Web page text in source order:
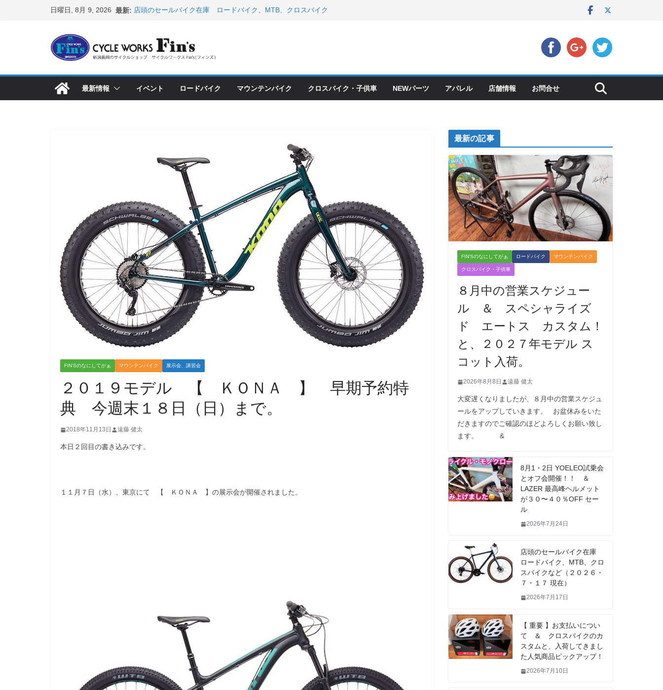
へ
キ
日曜日, 8月 9, 2026 最新: 店頭のセールバイク在庫 ロードバイク、MTB、クロスバイク
ス カスタム！と、２０２７年モデル スコット入荷。
8月1・2日 YOELEO試乗会とオフ会開催！！ ＆ LAZER 最高
峰ヘルメットが３０〜４０％OFF セール
など（２０２６・７・１７ 現在）
【 重要 】お支払いについて ＆ クロスバイクのカスタムと、
入荷してきました人気商品ピックアップ！
最新情報 イベント ロードバイク マウンテンバイク クロスバイク・子供車 NEWパーツ アパレル 店舗情報 お問合せ
FIN'Sのなにしてがぁ マウンテンバイク 展示会、講習会
２０１９モデル 【 ＫＯＮＡ 】 早期予約特
典 今週末１８日（日）まで。
2018年11月13日 遠藤 健太
本日２回目の書き込みです。
１１月７日（水）、東京にて 【 ＫＯＮＡ 】の展示会が開催されました。
最新の記事
FIN'Sのなにしてがぁ ロードバイク マウンテンバイク
クロスバイク・子供車
８月中の営業スケジュー
ル ＆ スペシャライズ
ド エートス カスタム！
と、２０２７年モデル ス
コット入荷。
2026年8月8日 遠藤 健太
大変遅くなりましたが、８月中の営業スケジュ
ールをアップしていきます。 お盆休みをいた
だきますのでご確認のほどよろしくお願い致し
ます。 &
8月1・2日 YOELEO試乗会
とオフ会開催！！ ＆
LAZER 最高峰ヘルメット
が３０〜４０％OFF セー
ル
2026年7月24日
店頭のセールバイク在庫
ロードバイク、MTB、クロ
スバイクなど（２０２６・
７・１７ 現在）
2026年7月17日
【 重要 】お支払いについ
て ＆ クロスバイクのカ
スタムと、入荷してきまし
た人気商品ピックアップ！
2026年7月10日